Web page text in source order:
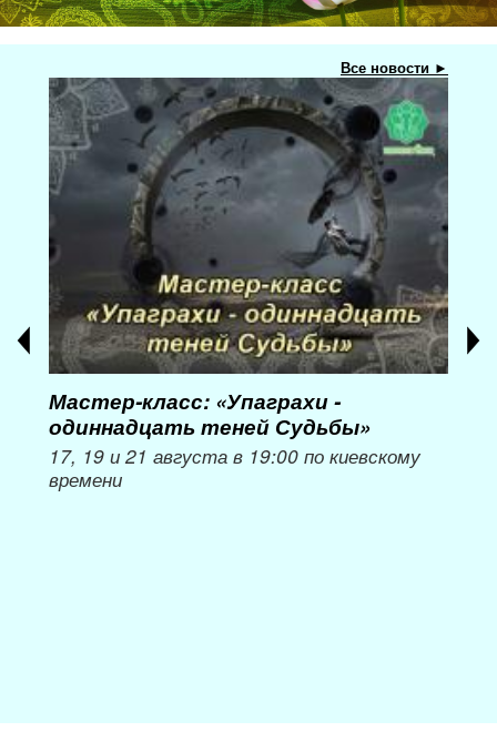
Все новости ►
Мастер-класс: «Упаграхи -
одиннадцать теней Судьбы»
17, 19 и 21 августа в 19:00 по киевскому
времени